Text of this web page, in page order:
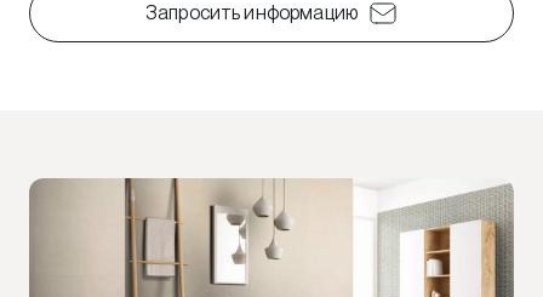
Запросить информацию